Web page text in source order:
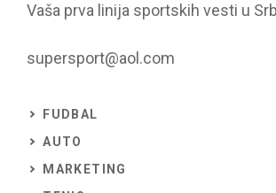
Vaša prva linija sportskih vesti u
supersport@aol.com
FUDBAL
AUTO
MARKETING